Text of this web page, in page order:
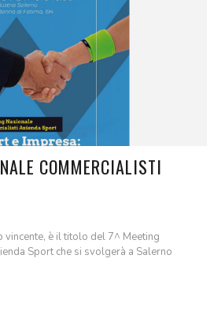
COMMERCIALISTI
vincente, è il titolo del 7^ Meeting
Sport che si svolgerà a Salerno